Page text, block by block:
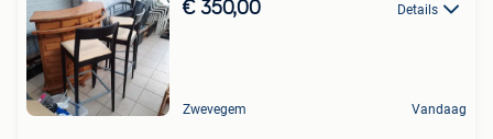
€ 350,00 Details
Zwevegem Vandaag